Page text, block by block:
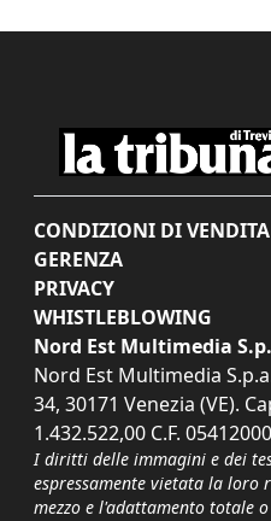
CONDIZIONI DI VENDITA
GERENZA
PRIVACY
WHISTLEBLOWING
Nord Est Multimedia
Nord Est Multimedia
34, 30171 Venezia (VE).
1.432.522,00 C.F.
I diritti delle immagini e dei
espressamente vietata la loro
mezzo e l'adattamento totale